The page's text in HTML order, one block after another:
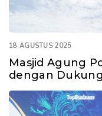
18 AGUSTUS 2025
Masjid Agung
dengan